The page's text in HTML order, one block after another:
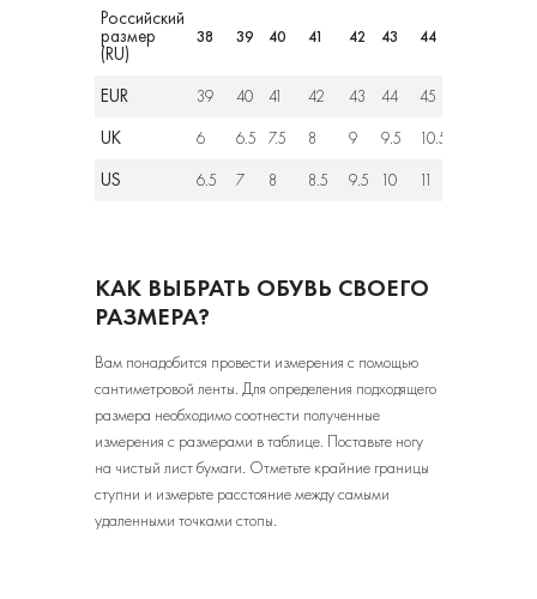
Российский
размер
(RU)
38 39 40 41 42 43 44
EUR 39 40 41 42 43 44 45
UK 6 6.5 7.5 8 9 9.5 10.5
US 6.5 7 8 8.5 9.5 10 11
КАК ВЫБРАТЬ ОБУВЬ СВОЕГО
РАЗМЕРА?
Вам понадобится провести измерения с помощью
сантиметровой ленты. Для определения подходящего
размера необходимо соотнести полученные
измерения с размерами в таблице. Поставьте ногу
на чистый лист бумаги. Отметьте крайние границы
ступни и измерьте расстояние между самыми
удаленными точками стопы.